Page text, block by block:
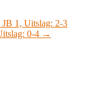
1, Uitslag: 2-3
0-4 →